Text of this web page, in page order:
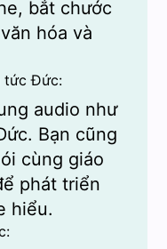
bắt chước
hóa và
tức Đức:
audio như
Bạn cũng
cùng giáo
phát triển
hiểu.